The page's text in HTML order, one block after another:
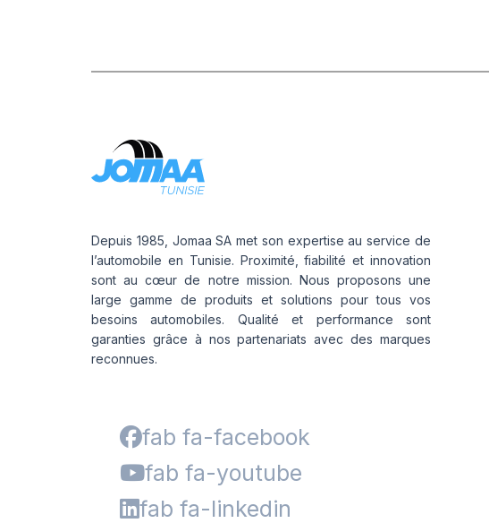
Depuis 1985, Jomaa SA met son expertise au service de
l’automobile en Tunisie. Proximité, fiabilité et innovation
sont au cœur de notre mission. Nous proposons une
large gamme de produits et solutions pour tous vos
besoins automobiles. Qualité et performance sont
garanties grâce à nos partenariats avec des marques
reconnues.
fab fa-facebook
fab fa-youtube
fab fa-linkedin